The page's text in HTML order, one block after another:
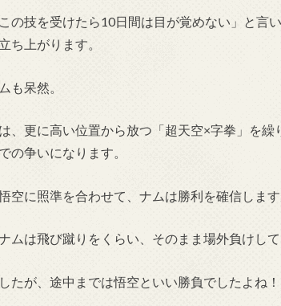
の技を受けたら10日間は目が覚めない」と言
ち上がります。
も呆然。
、更に高い位置から放つ「超天空×字拳」を
の争いになります。
空に照準を合わせて、ナムは勝利を確信します
ムは飛び蹴りをくらい、そのまま場外負けして
たが、途中までは悟空といい勝負でしたよね！